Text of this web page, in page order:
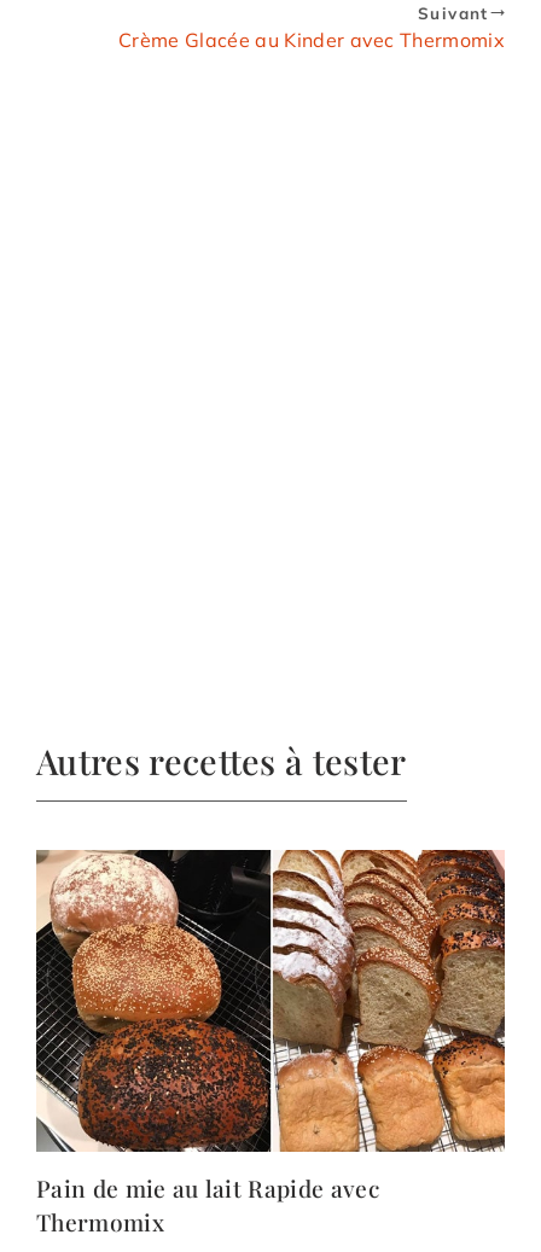
Suivant
Crème Glacée au Kinder avec Thermomix
Autres recettes à tester
Pain de mie au lait Rapide avec
Thermomix